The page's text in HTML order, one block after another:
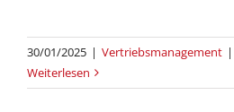
30/01/2025 | Vertriebsmanagement |
Weiterlesen